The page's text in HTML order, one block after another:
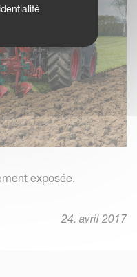
exposée.
24. avril 2017